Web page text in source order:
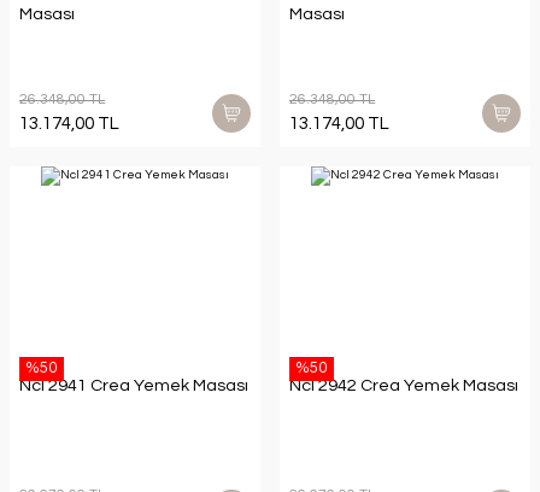
Masası
26.348,00 TL
13.174,00 TL
Masası
26.348,00 TL
13.174,00 TL
%50
Ncl 2941 Crea Yemek Masası
%50
Ncl 2942 Crea Yemek Masası